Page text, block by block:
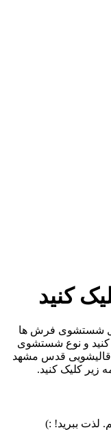
کنید
شستشوی فرش ها
و نوع شستشوی
قدس مشهد
زیر کلیک کنید.
لذت ببرید! :)